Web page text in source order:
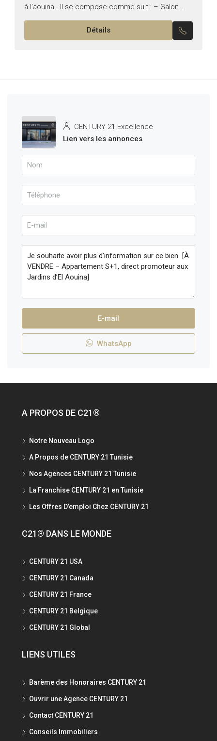
à l’aouina . Il se compose comme suit : – Salon
avec balcon – Cuisine équipée avec un...
Détails
CENTURY 21 Excellence
Lien vers les annonces
E-mail
WhatsApp
A PROPOS DE C21®
Notre Nouveau Logo
A Propos de CENTURY 21 Tunisie
Nos Agences CENTURY 21 Tunisie
La Franchise CENTURY 21 en Tunisie
Les Offres D’emploi Chez CENTURY 21
C21® DANS LE MONDE
CENTURY 21 USA
CENTURY 21 Canada
CENTURY 21 France
CENTURY 21 Belgique
CENTURY 21 Global
LIENS UTILES
Barème des Honoraires CENTURY 21
Ouvrir une Agence CENTURY 21
Contact CENTURY 21
Conseils Immobiliers